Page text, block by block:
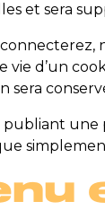
et sera
vie d’un
sera
une